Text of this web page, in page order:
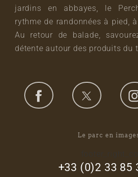
jardins en abbayes, le
rythme de randonnées à pied,
Au retour de balade,
détente autour des produits du
Le parc en
+33 (0)2 33 85